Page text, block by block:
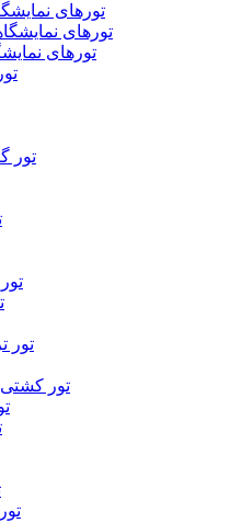
تورهای
تورهای
تورهای
تور
تور
تور کشتی